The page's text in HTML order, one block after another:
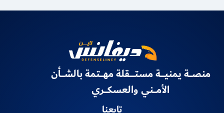
منصـــة يمنيــــة مستـــــقلة مهـــتمة بالشـــأن
الأمـــني والعسكـــري
تابعنا